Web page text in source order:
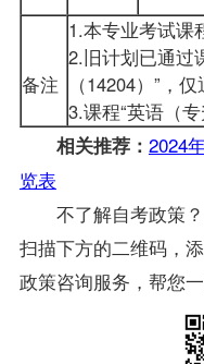
备注
1.本专业考试课
2.旧计划已通过
（14204）”，
3.课程“英语（
相关推荐： 2024
览表
不了解自考政策
扫描下方的二维码，
政策咨询服务，帮您